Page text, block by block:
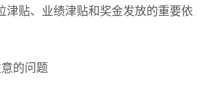
津贴、业绩津贴和奖金发放的重要依
的问题